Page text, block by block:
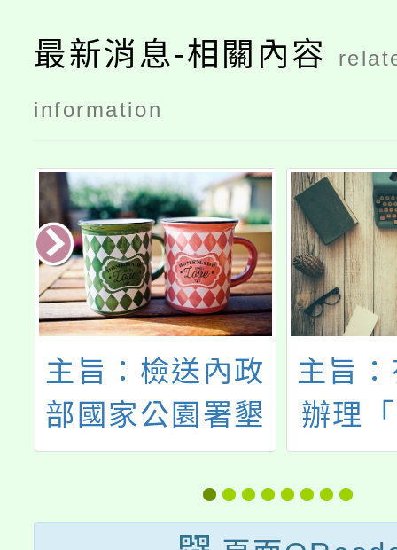
最新消息-相關內容
information
主旨：檢送內政
部國家公園署墾
丁國家公園管理
處「遊客中心展
主旨
辦理
兒少
程暨